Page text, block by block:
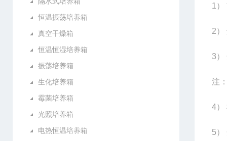
恒温振荡培养箱
真空干燥箱
恒温恒湿培养箱
振荡培养箱
生化培养箱
霉菌培养箱
光照培养箱
电热恒温培养箱
1 ）
2）
3）
注
4）
5）